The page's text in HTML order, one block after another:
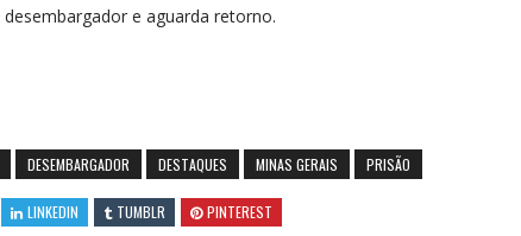
e aguarda retorno.
DESEMBARGADOR DESTAQUES MINAS GERAIS PRISÃO
LINKEDIN TUMBLR PINTEREST